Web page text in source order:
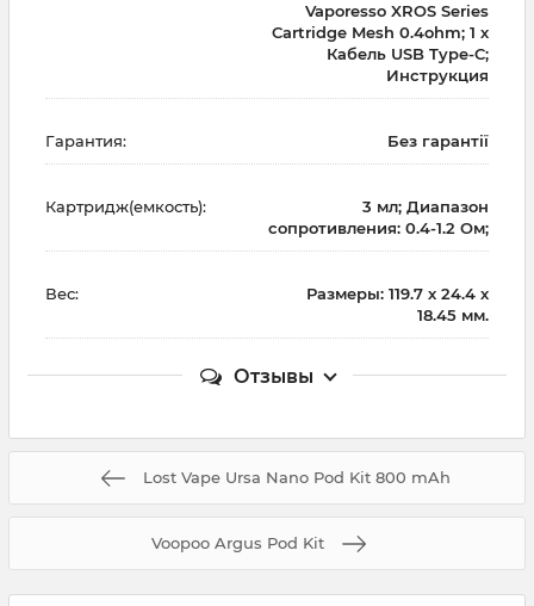
Vaporesso XROS Series
Cartridge Mesh 0.4ohm; 1 х
Кабель USB Type-C;
Инструкция
Гарантия: Без гарантії
Картридж(емкость):
3 мл; Диапазон
сопротивления: 0.4-1.2 Ом;
Вес:
Размеры: 119.7 х 24.4 х
18.45 мм.
Отзывы
Lost Vape Ursa Nano Pod Kit 800 mAh
Voopoo Argus Pod Kit